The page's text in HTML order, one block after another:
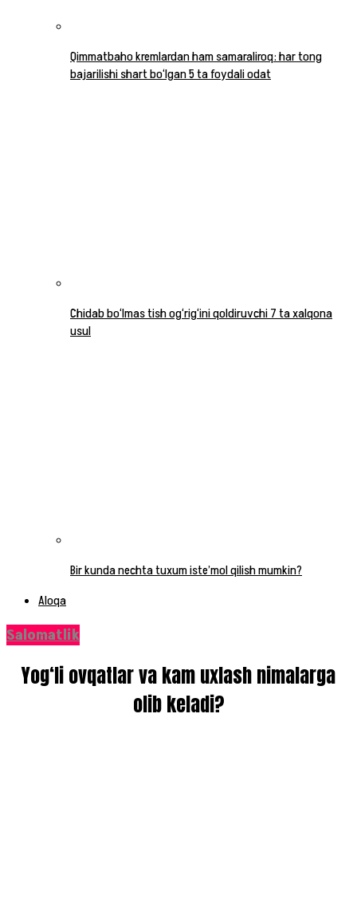
Qimmatbaho kremlardan ham samaraliroq: har tong
bajarilishi shart bo‘lgan 5 ta foydali odat
Chidab bo‘lmas tish og‘rig‘ini qoldiruvchi 7 ta xalqona
usul
Bir kunda nechta tuxum iste’mol qilish mumkin?
Aloqa
Salomatlik
Yog‘li ovqatlar va kam uxlash nimalarga
olib keladi?